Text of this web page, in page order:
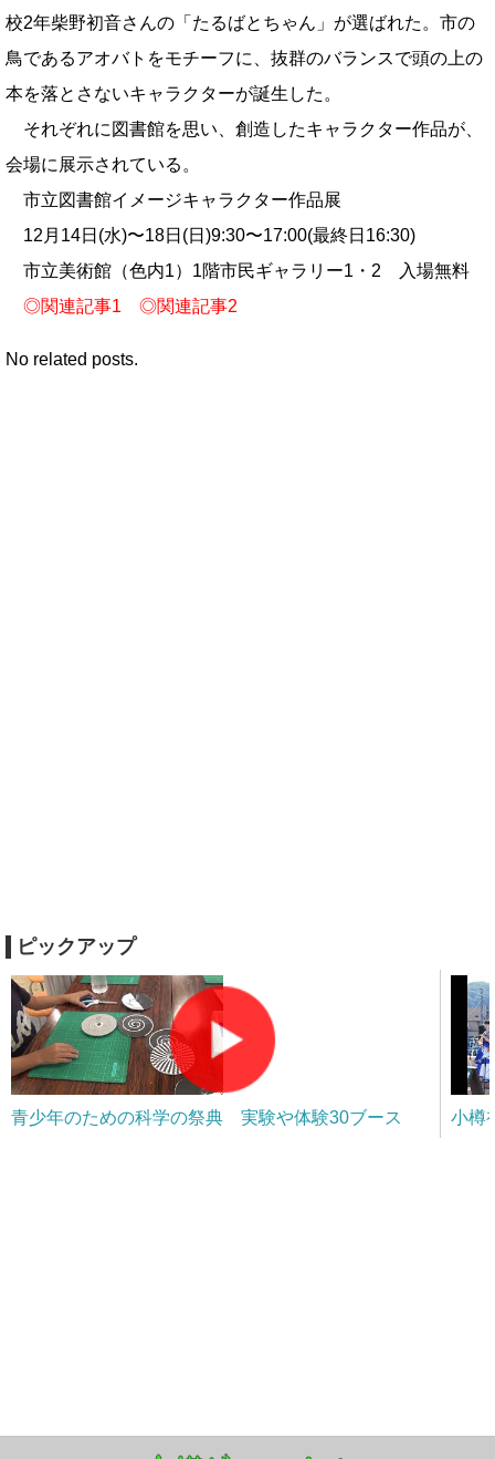
校2年柴野初音さんの「たるばとちゃん」が選ばれた。市の
鳥であるアオバトをモチーフに、抜群のバランスで頭の上の
本を落とさないキャラクターが誕生した。
それぞれに図書館を思い、創造したキャラクター作品が、
会場に展示されている。
市立図書館イメージキャラクター作品展
12月14日(水)〜18日(日)9:30〜17:00(最終日16:30)
市立美術館（色内1）1階市民ギャラリー1・2 入場無料
◎関連記事1 ◎関連記事2
No related posts.
ピックアップ
青少年のための科学の祭典 実験や体験30ブース 小樽